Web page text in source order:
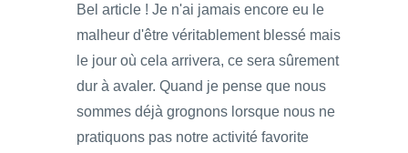
Bel article ! Je n'ai jamais encore eu le
malheur d'être véritablement blessé mais
le jour où cela arrivera, ce sera sûrement
dur à avaler. Quand je pense que nous
sommes déjà grognons lorsque nous ne
pratiquons pas notre activité favorite